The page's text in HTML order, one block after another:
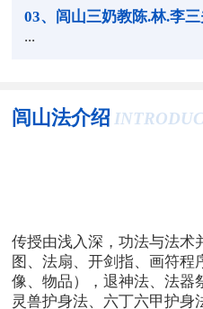
03、闾山三奶教陈.林.李
...
闾山法介绍
传授由浅入深，功法与法术
图、法扇、开剑指、画符程
像、物品），退神法、法器
灵兽护身法、六丁六甲护身